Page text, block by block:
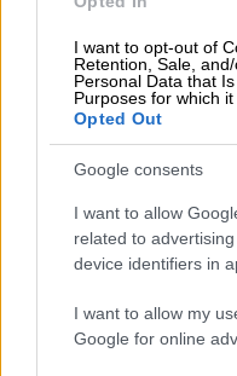
I want to opt-out of
Retention, Sale,
Personal Data that
Purposes for which it
Opted Out
Google consents
I want to allow
related to
device identifiers in
I want to allow my
Google for online
θα αυξάνουμε
φυσικά».